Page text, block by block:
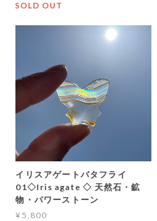
SOLD OUT
イリスアゲートバタフライ
01◇Iris agate ◇ 天然石・鉱
物・パワーストーン
¥5,800